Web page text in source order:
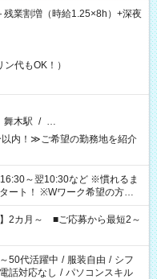
業割増（時給1.25×8h）+深夜
代もOK！）
舞木駅 / …
内！≫ご希望の勤務地を紹介
～翌10:30など ※慣れるま
希望の方へ
間と、もう1つのお仕事の勤務
場合は応募できません。
】2カ月～ ■ご応募から最短2～
50代活躍中 / 服装自由 / シフ
電話対応なし / パソコンスキル